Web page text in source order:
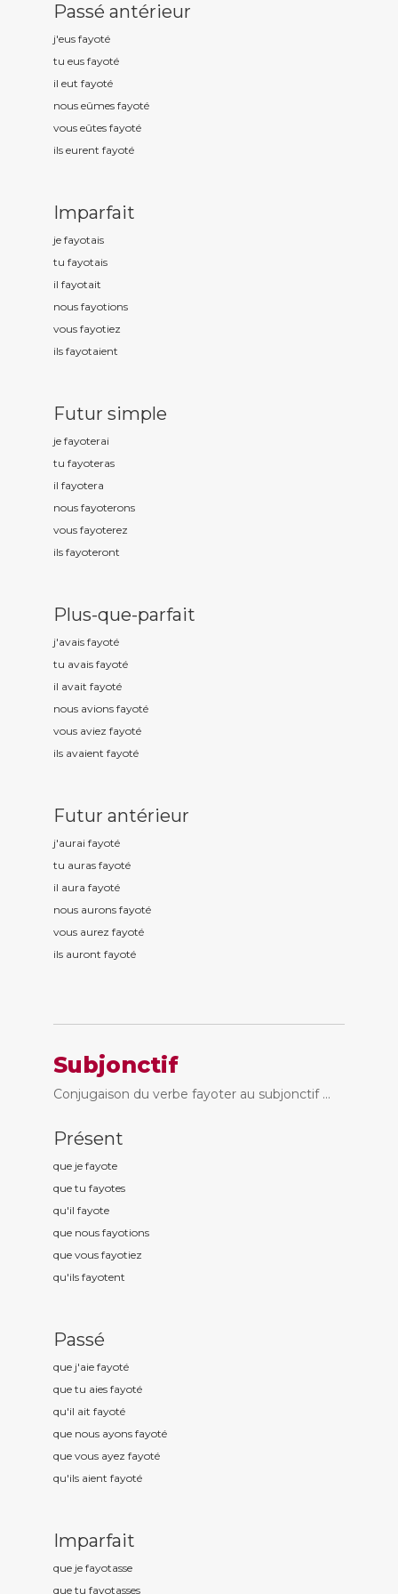
Passé antérieur
j'eus fayoté
tu eus fayoté
il eut fayoté
nous eûmes fayoté
vous eûtes fayoté
ils eurent fayoté
Imparfait
je fayotais
tu fayotais
il fayotait
nous fayotions
vous fayotiez
ils fayotaient
Futur simple
je fayoterai
tu fayoteras
il fayotera
nous fayoterons
vous fayoterez
ils fayoteront
Plus-que-parfait
j'avais fayoté
tu avais fayoté
il avait fayoté
nous avions fayoté
vous aviez fayoté
ils avaient fayoté
Futur antérieur
j'aurai fayoté
tu auras fayoté
il aura fayoté
nous aurons fayoté
vous aurez fayoté
ils auront fayoté
Subjonctif
Conjugaison du verbe fayoter au subjonctif ...
Présent
que je fayote
que tu fayotes
qu'il fayote
que nous fayotions
que vous fayotiez
qu'ils fayotent
Passé
que j'aie fayoté
que tu aies fayoté
qu'il ait fayoté
que nous ayons fayoté
que vous ayez fayoté
qu'ils aient fayoté
Imparfait
que je fayotasse
que tu fayotasses